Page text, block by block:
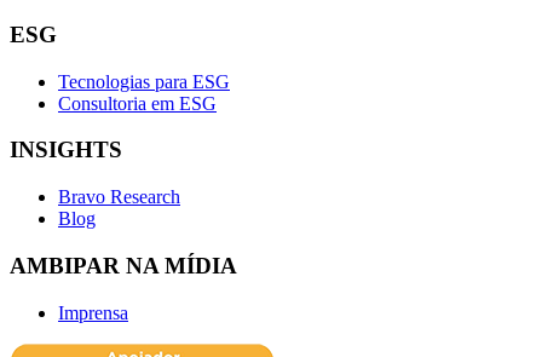
ESG
Tecnologias para ESG
Consultoria em ESG
INSIGHTS
Bravo Research
Blog
AMBIPAR NA MÍDIA
Imprensa